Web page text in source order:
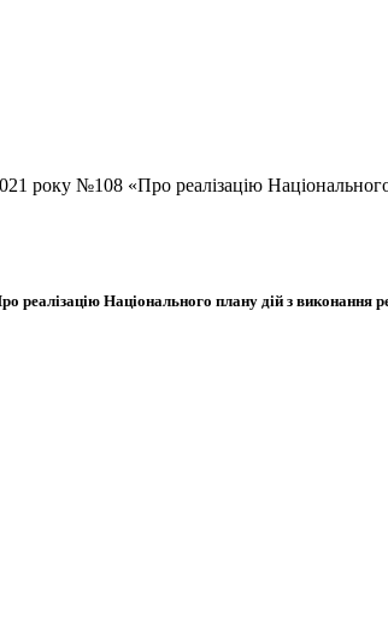
року №108 «Про реалізацію
Національного плану дій з